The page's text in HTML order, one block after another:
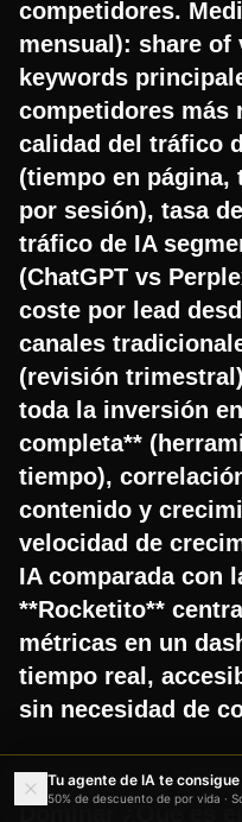
competidores.
mensual): share of
keywords
competidores más
calidad del tráfico
(tiempo en página,
por sesión), tasa
tráfico de IA
(ChatGPT vs
coste por lead
canales
(revisión
toda la inversión
completa**
tiempo),
contenido y
velocidad de
IA comparada con
**Rocketito**
métricas en un
tiempo real,
sin necesidad de
Rocketito: La
Dominar ¿Qué es
Tu agente de IA te
50% de descuento de por vida ·